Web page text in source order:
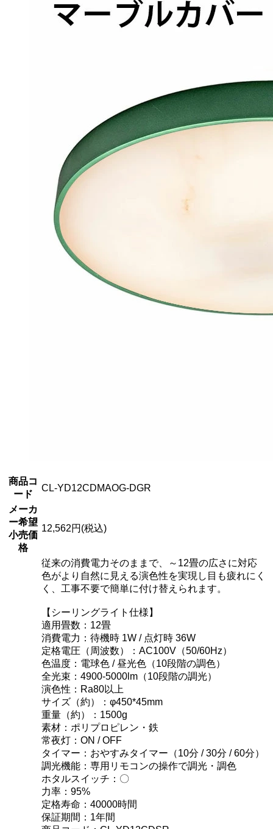
商品コ
ード
CL-YD12CDMAOG-DGR
メーカ
ー希望
小売価
格
12,562円(税込)
従来の消費電力そのままで、～12畳の広さに対応
色がより自然に見える演色性を実現し目も疲れにく
く、工事不要で簡単に付け替えられます。
【シーリングライト仕様】
適用畳数：12畳
消費電力：待機時 1W / 点灯時 36W
定格電圧（周波数）：AC100V（50/60Hz）
色温度：電球色 / 昼光色（10段階の調色）
全光束：4900-5000lm（10段階の調光）
演色性：Ra80以上
サイズ（約）：φ450*45mm
重量（約）：1500g
素材：ポリプロピレン・鉄
常夜灯：ON / OFF
タイマー：おやすみタイマー（10分 / 30分 / 60分）
調光機能：専用リモコンの操作で調光・調色
ホタルスイッチ：〇
力率：95%
定格寿命：40000時間
保証期間：1年間